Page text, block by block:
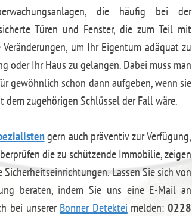
die häufig bei der
Türen und Fenster, die zum Teil mit
um Ihr Eigentum adäquat zu
oder Ihr Haus zu gelangen. Dabei muss man
gewöhnlich schon dann aufgeben, wenn sie
zugehörigen Schlüssel der Fall wäre.
gern auch präventiv zur Verfügung,
die zu schützende Immobilie, zeigen
Lassen Sie sich von
beraten, indem Sie uns eine E-Mail an
bei unsererBonner Detektei melden:0228